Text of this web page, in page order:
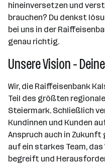
hineinversetzen und
brauchen? Du denkst
bei uns in der
genau richtig.
Unsere Vision -
Wir, die Raiffeisenbank
Teil des größten
Steiermark. Schließlich
Kundinnen und Kunden
Anspruch auch in
auf ein starkes Team,
begreift und